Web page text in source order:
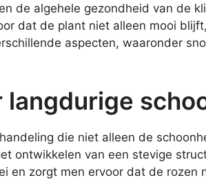
de algehele gezondheid van de
dat de plant niet alleen mooi
aspecten, waaronder
langdurige
die niet alleen de
ontwikkelen van een stevige
en zorgt men ervoor dat de rozen